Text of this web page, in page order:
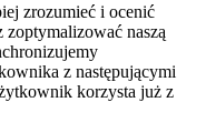
zrozumieć i ocenić
zoptymalizować naszą
z następującymi
korzysta już z